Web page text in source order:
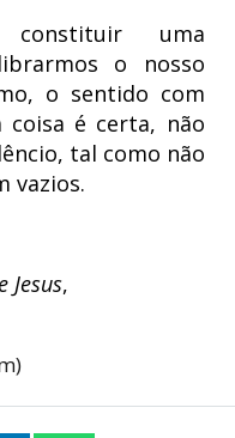
uma
o nosso
o sentido com
coisa é certa, não
tal como não
vazios.
Jesus,